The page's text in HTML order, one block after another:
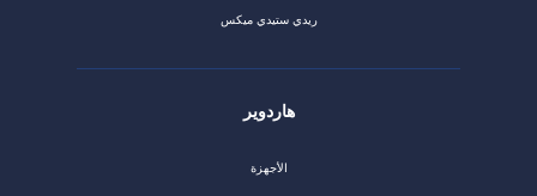
ريدي ستيدي ميكس
هاردوير
الأجهزة